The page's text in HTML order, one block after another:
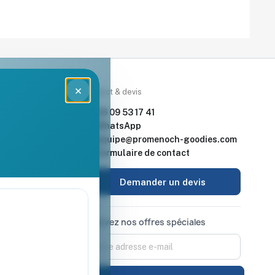
× Contact & devis
06 09 53 17 41
WhatsApp
equipe@promenoch-goodies.com
Formulaire de contact
Demander un devis
Recevez nos offres spéciales